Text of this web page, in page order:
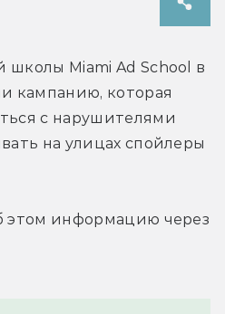
Miami Ad School в
кампанию, которая
с нарушителями
на улицах спойлеры
этом информацию через